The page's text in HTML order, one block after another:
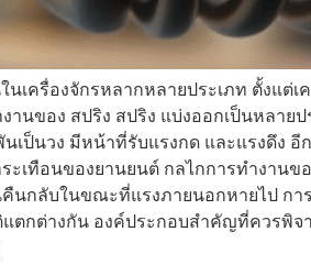
ครื่องจักรหลากหลายประเภท ตั้งแต่
นของ สปริง สปริง แบ่งออกเป็นหลาย
ป็นวง มีหน้าที่รับแรงกด และแรงดึง
ะเทือนของยานยนต์ กลไกการทำงาน
นกลับในขณะที่แรงภายนอกหายไป กา
กต่างกัน องค์ประกอบสำคัญที่ควรพิจ